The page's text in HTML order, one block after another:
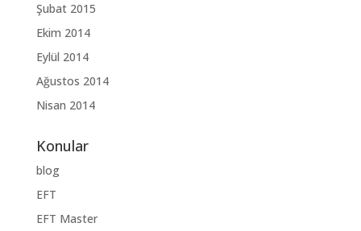
Şubat 2015
Ekim 2014
Eylül 2014
Ağustos 2014
Nisan 2014
Konular
blog
EFT
EFT Master